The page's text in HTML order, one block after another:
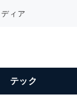
ィア
テック